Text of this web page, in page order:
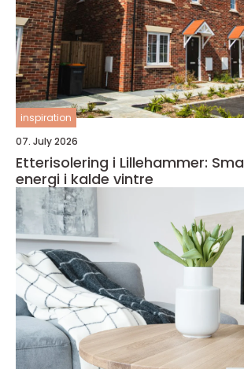
inspiration
07. July 2026
Etterisolering i Lillehammer:
energi i kalde vintre